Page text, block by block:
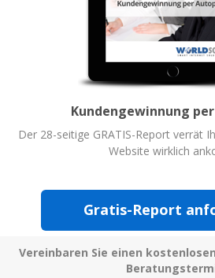
Kundengewinnung
Der 28-seitige GRATIS-Report verrät
Website wirklich
Gratis-Report
Vereinbaren Sie einen